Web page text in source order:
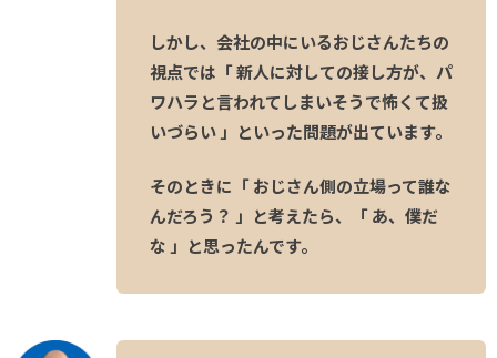
しかし、会社の中にいるおじさんたちの
視点では「 新人に対しての接し方が、パ
ワハラと言われてしまいそうで怖くて扱
いづらい 」といった問題が出ています。
そのときに「 おじさん側の立場って誰な
んだろう？ 」と考えたら、「 あ、僕だ
な 」と思ったんです。